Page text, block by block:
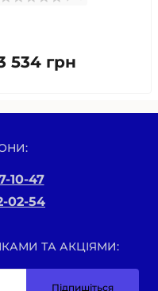
534 грн
10-47
02-54
ТА АКЦІЯМИ:
Підпишіться